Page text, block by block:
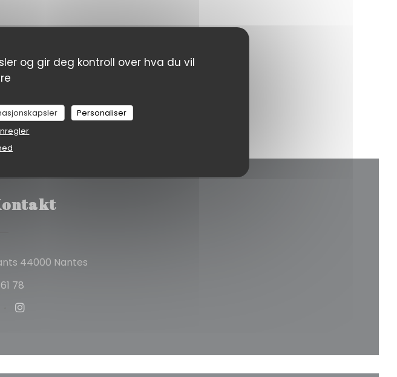
og gir deg kontroll over hva du vil
Personaliser
44000 Nantes((åpner i et nytt vindu))
78
((åpner i et nytt vindu))
((åpner i et nytt vindu))
Instagram ((åpner i et nytt vindu))